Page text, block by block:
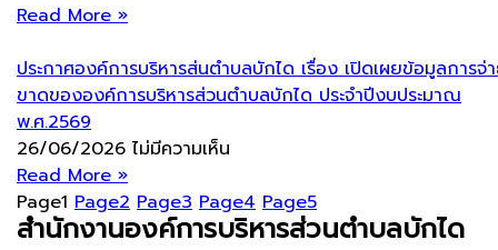
Read More »
ประกาศองค์การบริหารส่นตำบลบักได เรื่อง เปิดเผยข้อมูลการจ่
ขาดขององค์การบริหารส่วนตำบลบักได ประจำปีงบประมาณ
พ.ศ.2569
26/06/2026 ไม่มีความเห็น
Read More »
Page1 Page2 Page3 Page4 Page5
สำนักงานองค์การบริหารส่วนตำบลบักได